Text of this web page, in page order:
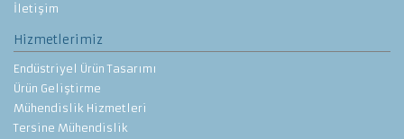
İletişim
Hizmetlerimiz
Endüstriyel Ürün Tasarımı
Ürün Geliştirme
Mühendislik Hizmetleri
Tersine Mühendislik